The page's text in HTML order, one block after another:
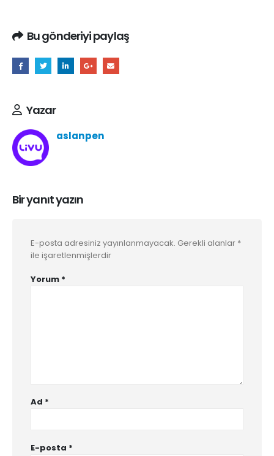
Bu gönderiyi paylaş
Yazar
aslanpen
Bir yanıt yazın
E-posta adresiniz yayınlanmayacak. Gerekli alanlar *
ile işaretlenmişlerdir
Yorum *
Ad *
E-posta *